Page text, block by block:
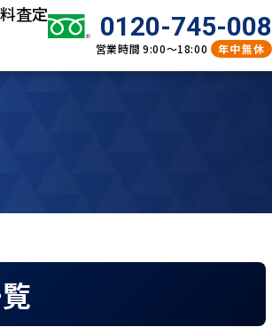
査定 0120-745-008
営業時間 9:00～18:00 年中無休